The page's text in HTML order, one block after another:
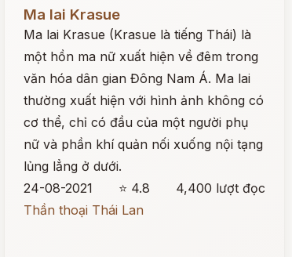
Ma lai Krasue
Ma lai Krasue (Krasue là tiếng Thái) là
một hồn ma nữ xuất hiện về đêm trong
văn hóa dân gian Đông Nam Á. Ma lai
thường xuất hiện với hình ảnh không có
cơ thể, chỉ có đầu của một người phụ
nữ và phần khí quản nối xuống nội tạng
lủng lẳng ở dưới.
24-08-2021
⭐ 4.8
4,400 lượt đọc
Thần thoại Thái Lan